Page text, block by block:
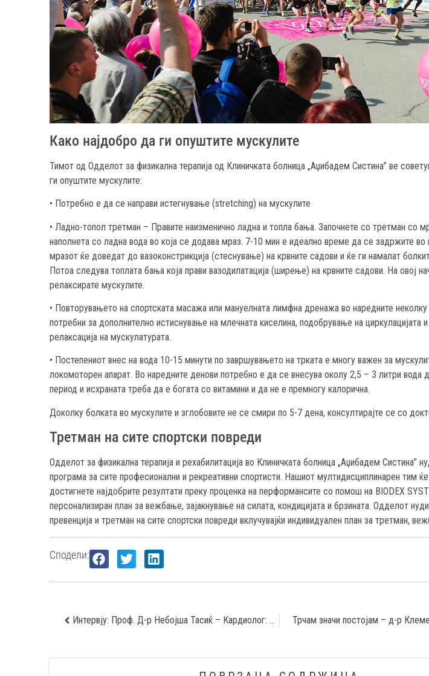
Како најдобро да ги опуштите мускулите
Тимот од Одделот за физикална терапија од Клиничката болница „Аџибадем Систина” ве
ги опуштите мускулите:
• Потребно е да се направи истегнување (stretching) на мускулите
• Ладно-топол третман – Правите наизменично ладна и топла бања. Започнете со третман со
наполнета со ладна вода во која се додава мраз. 7-10 мин е идеално време да се задржите во
мразот ќе доведат до вазоконстрикција (стеснување) на крвните садови и ќе ги намалат
Потоа следува топлата бања која прави вазодилатација (ширење) на крвните садови. На овој
релаксирате мускулите.
• Повторувањето на спортската масажа или мануелната лимфна дренажа во наредните
потребни за дополнително истиснување на млечната киселина, подобрување на циркулацијата
релаксација на мускулатурата.
• Постепениот внес на вода 10-15 минути по завршувањето на трката е многу важен за
локомоторен апарат. Во наредните денови потребно е да се внесува околу 2,5 – 3 литри вода
период и исхраната треба да е богата со витамини и да не е премногу калорична.
Доколку болката во мускулите и зглобовите не се смири по 5-7 дена, консултирајте се со
Третман на сите спортски повреди
Одделот за физикална терапија и рехабилитација во Клиничката болница „Аџибадем Систина”
програма за сите професионални и рекреативни спортисти. Нашиот мултидисциплинарен тим
достигнете најдобрите резултати преку проценка на перформансите со помош на BIODEX
персонализиран план за вежбање, зајакнување на силата, кондицијата и брзината. Одделот
превенција и третман на сите спортски повреди вклучувајќи индивидуален план за третман,
Сподели:
Интервју: Проф. Д-р Небојша Тасиќ – Кардиолог: И младите жени се изложени на ризикот од инфаркт Трчам значи постојам – д-р